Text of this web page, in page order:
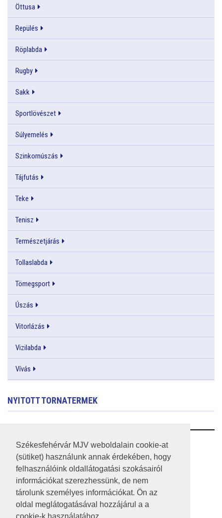
Székesfehérvár MJV weboldalain cookie-at
(sütiket) használunk annak érdekében, hogy
felhasználóink oldallátogatási szokásairól
információkat szerezhessünk, de nem
tárolunk személyes információkat. Ön az
oldal meglátogatásával hozzájárul a a
Öttusa
Repülés
Röplabda
Rugby
Sakk
Sportlövészet
Súlyemelés
Szinkornúszás
Tájfutás
Teke
Tenisz
Természetjárás
Tollaslabda
Tömegsport
Úszás
Vitorlázás
Vizilabda
Vívás
NYITOTT TORNATERMEK
RSS
A HONLAP 2017.03.31-I ÁLLAPOTA
JOGI NYILATKOZAT
IMPRESSZUM